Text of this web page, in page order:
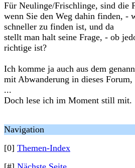
Für Neulinge/Frischlinge, sind die
wenn Sie den Weg dahin finden, -
schneller zu finden ist, und da
stellt man halt seine Frage, - ob
richtige ist?
Ich komme ja auch aus dem
mit Abwanderung in dieses
...
Doch lese ich im Moment still mit.
Navigation
[0] Themen-Index